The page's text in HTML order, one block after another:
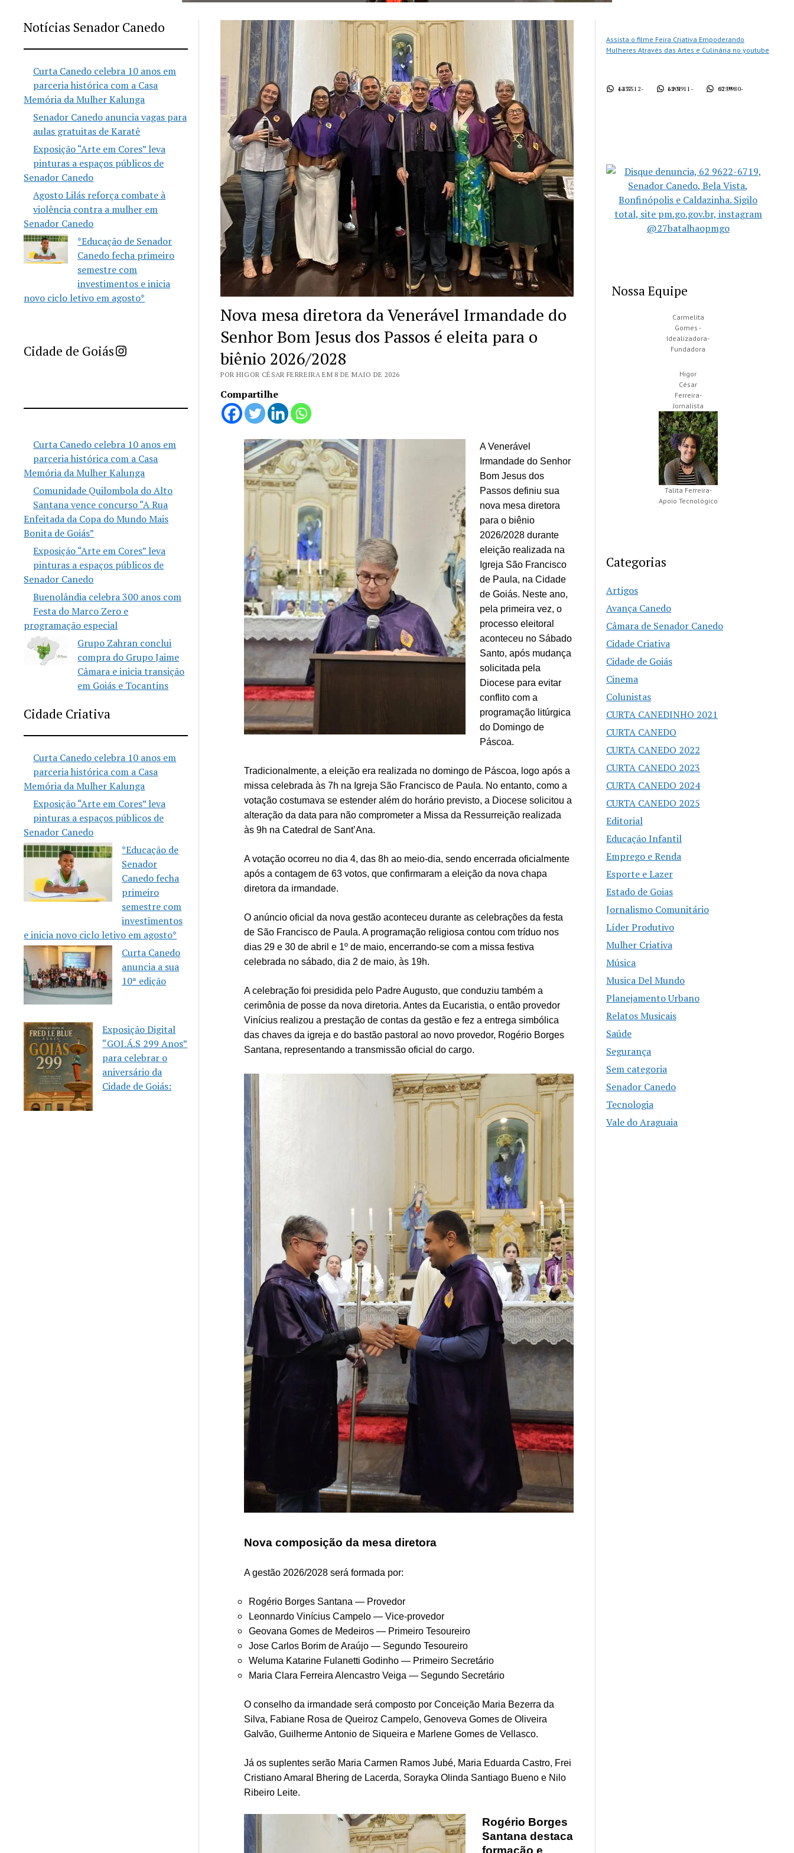
Notícias Senador Canedo
Curta Canedo celebra 10 anos em
parceria histórica com a Casa
Memória da Mulher Kalunga
Senador Canedo anuncia vagas para
aulas gratuitas de Karatê
Exposição “Arte em Cores” leva
pinturas a espaços públicos de
Senador Canedo
Agosto Lilás reforça combate à
violência contra a mulher em
Senador Canedo
*Educação de Senador
Canedo fecha primeiro
semestre com
investimentos e inicia
novo ciclo letivo em agosto*
Cidade de GoiásImprensa Criativa da Cidade de Goiás
Curta Canedo celebra 10 anos em
parceria histórica com a Casa
Memória da Mulher Kalunga
Comunidade Quilombola do Alto
Santana vence concurso “A Rua
Enfeitada da Copa do Mundo Mais
Bonita de Goiás”
Exposição “Arte em Cores” leva
pinturas a espaços públicos de
Senador Canedo
Buenolândia celebra 300 anos com
Festa do Marco Zero e
programação especial
Grupo Zahran conclui
compra do Grupo Jaime
Câmara e inicia transição
em Goiás e Tocantins
Cidade Criativa
Curta Canedo celebra 10 anos em
parceria histórica com a Casa
Memória da Mulher Kalunga
Exposição “Arte em Cores” leva
pinturas a espaços públicos de
Senador Canedo
*Educação de
Senador
Canedo fecha
primeiro
semestre com
investimentos
e inicia novo ciclo letivo em agosto*
Curta Canedo
anuncia a sua
10ª edição
Exposição Digital
“GOI.Á.S 299 Anos”
para celebrar o
aniversário da
Cidade de Goiás:
Nova mesa diretora da Venerável Irmandade do
Senhor Bom Jesus dos Passos é eleita para o
biênio 2026/2028
POR HIGOR CÉSAR FERREIRA EM 8 DE MAIO DE 2026
Compartilhe
AVenerável
Irmandade do Senhor
Bom Jesus dos
Passos definiu sua
nova mesa diretora
para o biênio
2026/2028 durante
eleição realizada na
Igreja São Francisco
de Paula, na Cidade
de Goiás. Neste ano,
pela primeira vez, o
processo eleitoral
aconteceu no Sábado
Santo, após mudança
solicitada pela
Diocese para evitar
conflito com a
programação litúrgica
do Domingo de
Páscoa.
Tradicionalmente, a eleição era realizada no domingo de Páscoa, logo após a
missa celebrada às 7h na Igreja São Francisco de Paula. No entanto, como a
votação costumava se estender além do horário previsto, a Diocese solicitou a
alteração da data para não comprometer a Missa da Ressurreição realizada
às 9h naCatedral de Sant’Ana.
A votação ocorreu no dia 4, das 8h ao meio-dia, sendo encerrada oficialmente
após a contagem de 63 votos, que confirmaram a eleição da nova chapa
diretora da irmandade.
O anúncio oficial da nova gestão aconteceu durante as celebrações da festa
de São Francisco de Paula. A programação religiosa contou com tríduo nos
dias 29 e 30 de abril e 1º de maio, encerrando-se com a missa festiva
celebrada no sábado, dia 2 de maio, às 19h.
A celebração foi presidida pelo Padre Augusto, que conduziu também a
cerimônia de posse da nova diretoria. Antes da Eucaristia, o então provedor
Vinícius realizou a prestação de contas da gestão e fez a entrega simbólica
das chaves da igreja e do bastão pastoral ao novo provedor, Rogério Borges
Santana, representando a transmissão oficial do cargo.
Nova composição da mesa diretora
A gestão 2026/2028 será formada por:
Rogério Borges Santana — Provedor
Leonnardo Vinícius Campelo — Vice-provedor
Geovana Gomes de Medeiros — Primeiro Tesoureiro
Jose Carlos Borim de Araújo — Segundo Tesoureiro
Weluma Katarine Fulanetti Godinho — Primeiro Secretário
Maria Clara Ferreira Alencastro Veiga — Segundo Secretário
O conselho da irmandade será composto por Conceição Maria Bezerra da
Silva, Fabiane Rosa de Queiroz Campelo, Genoveva Gomes de Oliveira
Galvão, Guilherme Antonio de Siqueira e Marlene Gomes de Vellasco.
Já os suplentes serão Maria Carmen Ramos Jubé, Maria Eduarda Castro, Frei
Cristiano Amaral Bhering de Lacerda, Sorayka Olinda Santiago Bueno e Nilo
Ribeiro Leite.
Rogério Borges
Santana destaca
formação e
Assista o filme Feira Criativa Empoderando
Mulheres Através das Artes e Culinária no youtube
62 3512-1437 62 9911-1901 62 9980-0759
Nossa Equipe
Carmelita
Gomes -
Idealizadora-
Fundadora
Higor
César
Ferreira-
Jornalista
Talita Ferreira-
Apoio Tecnológico
Categorias
Artigos
Avança Canedo
Câmara de Senador Canedo
Cidade Criativa
Cidade de Goiás
Cinema
Colunistas
CURTA CANEDINHO 2021
CURTA CANEDO
CURTA CANEDO 2022
CURTA CANEDO 2023
CURTA CANEDO 2024
CURTA CANEDO 2025
Editorial
Educação Infantil
Emprego e Renda
Esporte e Lazer
Estado de Goias
Jornalismo Comunitário
Líder Produtivo
Mulher Criativa
Música
Musica Del Mundo
Planejamento Urbano
Relatos Musicais
Saúde
Segurança
Sem categoria
Senador Canedo
Tecnologia
Vale do Araguaia